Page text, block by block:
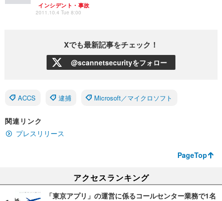
インシデント・事故
2011.10.4 Tue 8:00
Xでも最新記事をチェック！
@scannetsecurityをフォロー
ACCS 逮捕 Microsoft／マイクロソフト
関連リンク
プレスリリース
PageTop
アクセスランキング
「東京アプリ」の運営に係るコールセンター業務で1名